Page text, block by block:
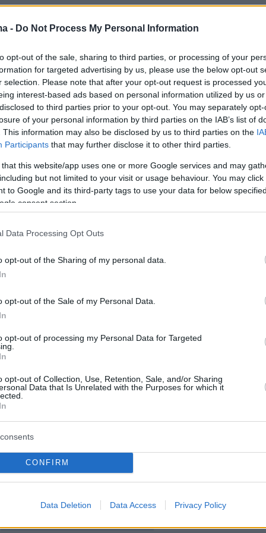
- Do Not Process My Personal Information
opt-out of the sale, sharing to third parties, or processing of your
for targeted advertising by us, please use the below opt-out
selection. Please note that after your opt-out request is processed
interest-based ads based on personal information utilized by us
to third parties prior to your opt-out. You may separately
of your personal information by third parties on the IAB’s list of
This information may also be disclosed by us to third parties on the
Participants that may further disclose it to other third parties.
that this website/app uses one or more Google services and may
but not limited to your visit or usage behaviour. You may
to Google and its third-party tags to use your data for below
consent section.
Data Processing Opt Outs
opt-out of the Sharing of my personal data.
opt-out of the Sale of my Personal Data.
opt-out of processing my Personal Data for Targeted
opt-out of Collection, Use, Retention, Sale, and/or Sharing
Data that Is Unrelated with the Purposes for which it
CONFIRM
Data Deletion Data Access Privacy Policy
ένας στους δέκα θεωρούν ότι τα πολιτικά
ανοιχτά στις ιδέες των νέων, ενώ μόνο 8%
της δημοσκόπησης διαπίστωσαν ότι υπάρχει
μεταξύ των νέων για κοινωνικά και
με σχεδόν τα δύο τρίτα των
μεγαλύτερη ενημέρωση για κάποια
ζητήματα.
που ανέφεραν οι ερωτηθέντες
η ειρήνη, η υγεία, ο πληθωρισμός και η
βίντεο: Η στιγμή της απελευθέρωσης
σε φυλακή του Άσαντ - «Θεέ μου υπάρχει
πέθανε μετά από «βάρβαρη»
στην Τουρκία
OnlyFans έκανε σεξ με 101 άτομα σε μια
γιατί τους... απογοήτευσε
protothema.gr στο Google Newsκαι μάθετε πρώτοι όλες